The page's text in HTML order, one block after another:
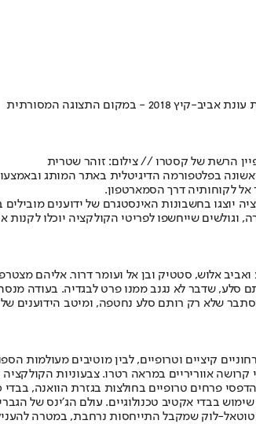
התצוגה המסורתית
הרשת של קסטרו // צילום: זוהר שטרית
הערב (רביעי) לראשונה בפלטפורמה הדיגיטלית
לקוחותיה דרך הסמארטפון.
יוצגו בחשבונות האינסטגרם של ידוענים
שייחשפו לפריטי הקולקציה יוכלו לקנות
אלוש, סטטיק ובן אל ועומר דרור. אליהם
שדבר לא נגנב ממנו פרט לבגדיה. בעודה
שלא רק רותם סלע נחטפה, ומיטב הידוענים
קיציים וטרופיים, לבין מוטיבים מעולמות
אווריריים במראה רטרו. צבעוניות
פרחים טרופיים בחולצות בגזרת הוואנה,
בבדי אקטיב טכנולוגיים. עולם הג׳ינס של
לוק שמקבל התייחסות נרחבת, במטרה